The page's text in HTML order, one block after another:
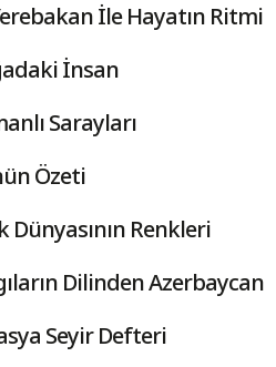
İle Hayatın Ritmi
İnsan
Sarayları
Özeti
Dünyasının Renkleri
Dilinden Azerbaycan
Seyir Defteri